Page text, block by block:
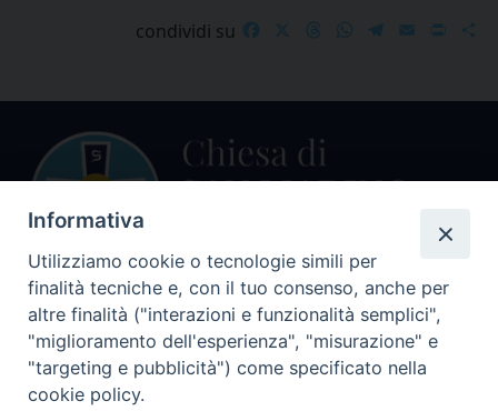
condividi su FacebookThreadsWhatsApp
Telegram
EmailPrint
Centralino Curia Vescovile
0541 913711
Indirizzo
Informativa
Utilizziamo cookie o tecnologie simili per
finalità tecniche e, con il tuo consenso, anche per
altre finalità ("interazioni e funzionalità semplici",
"miglioramento dell'esperienza", "misurazione" e
"targeting e pubblicità") come specificato nella
cookie policy.